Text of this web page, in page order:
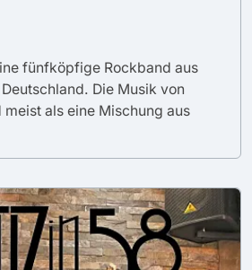
fünfköpfige Rockband aus
Die Musik von
als eine Mischung aus